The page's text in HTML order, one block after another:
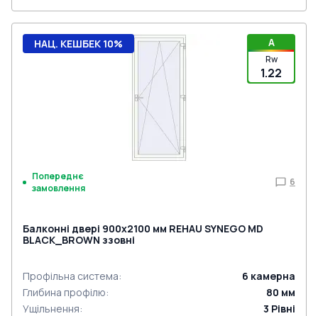
A
Rw
1.22
НАЦ. КЕШБЕК 10%
Попереднє
замовлення
6
Балконні двері 900x2100 мм REHAU SYNEGO MD
BLACK_BROWN ззовні
Профільна система: 6 камерна
Глибина профілю: 80 мм
Ущільнення: 3 Рівні